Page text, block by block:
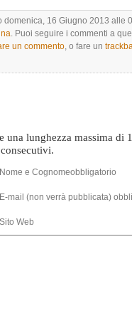
domenica, 16 Giugno 2013 alle
. Puoi seguire i commenti a
un commento, o fare un
una lunghezza massima di
Nome e Cognomeobbligatorio
E-mail (non verrà pubblicata)
Sito Web